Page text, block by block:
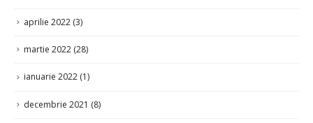
aprilie 2022 (3)
martie 2022 (28)
ianuarie 2022 (1)
decembrie 2021 (8)